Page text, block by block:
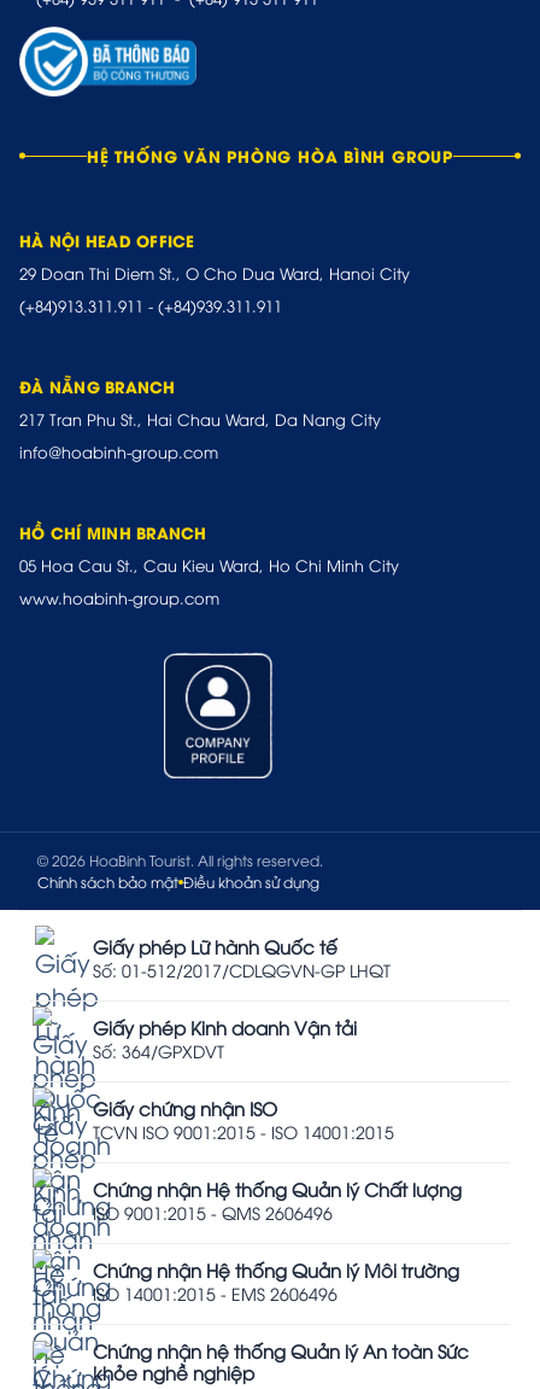
HỆ THỐNG VĂN PHÒNG HÒA BÌNH GROUP
HÀ NỘI HEAD OFFICE
29 Doan Thi Diem St., O Cho Dua Ward, Hanoi City
(+84)913.311.911 - (+84)939.311.911
ĐÀ NẴNG BRANCH
217 Tran Phu St., Hai Chau Ward, Da Nang City
info@hoabinh-group.com
HỒ CHÍ MINH BRANCH
05 Hoa Cau St., Cau Kieu Ward, Ho Chi Minh City
www.hoabinh-group.com
© 2026 HoaBinh Tourist. All rights reserved.
Chính sách bảo mật Điều khoản sử dụng
Giấy phép Lữ hành Quốc tế
Số: 01-512/2017/CDLQGVN-GP LHQT
Giấy phép Kinh doanh Vận tải
Số: 364/GPXDVT
Giấy chứng nhận ISO
TCVN ISO 9001:2015 - ISO 14001:2015
Chứng nhận Hệ thống Quản lý Chất lượng
ISO 9001:2015 - QMS 2606496
Chứng nhận Hệ thống Quản lý Môi trường
ISO 14001:2015 - EMS 2606496
Chứng nhận hệ thống Quản lý An toàn Sức
khỏe nghề nghiệp